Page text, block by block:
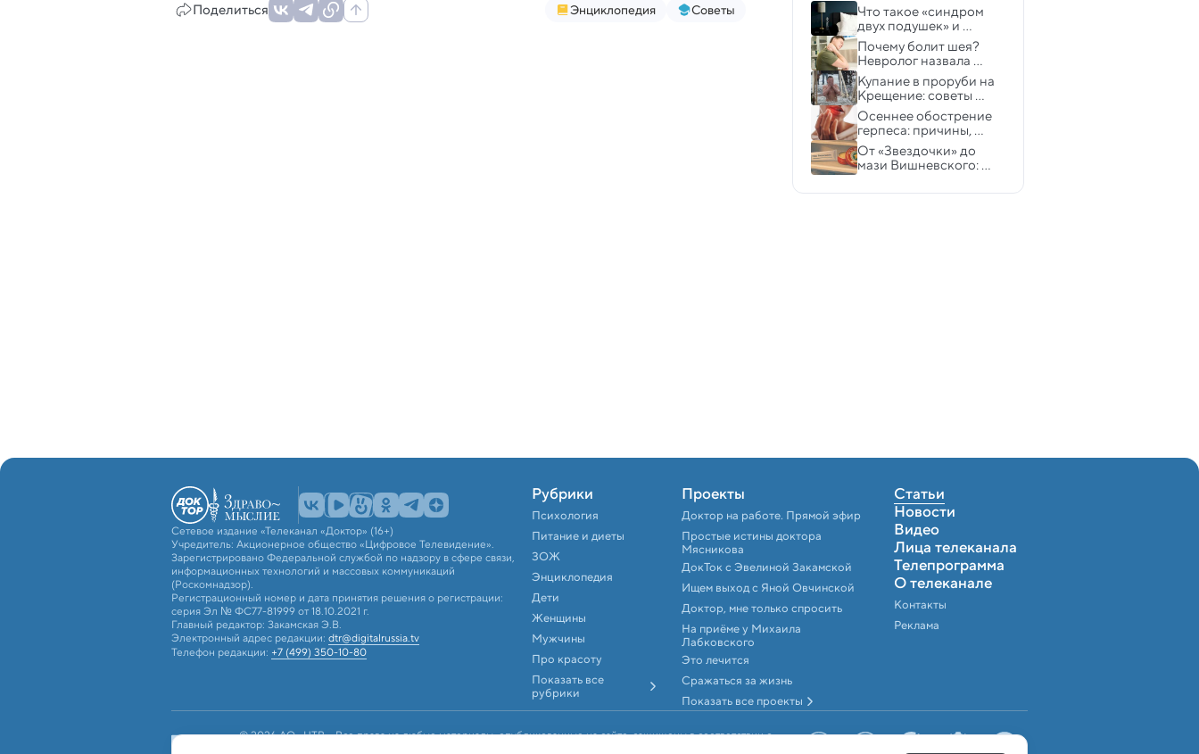
Поделиться Энциклопедия Советы Что такое «синдром
двух подушек» и
почему он может
Почему болит шея?
Невролог назвала
причины цервикалгии
Купание в проруби на
Крещение: советы
травматолога-
ортопеда
Осеннее обострение
герпеса: причины,
лечение и
профилактика
От «Звездочки» до
мази Вишневского:
препараты «родом» из
Сетевое издание «Телеканал «Доктор» (16+)
Учредитель: Акционерное общество «Цифровое Телевидение».
Зарегистрировано Федеральной службой по надзору в сфере связи,
информационных технологий и массовых коммуникаций
(Роскомнадзор).
Регистрационный номер и дата принятия решения о регистрации:
серия Эл № ФС77-81999 от 18.10.2021 г.
Главный редактор: Закамская Э.В.
Электронный адрес редакции: dtr@digitalrussia.tv
Телефон редакции: +7 (499) 350-10-80
Рубрики
Психология
Питание и диеты
ЗОЖ
Энциклопедия
Дети
Женщины
Мужчины
Про красоту
Показать все
рубрики
Проекты
Доктор на работе. Прямой эфир
Простые истины доктора
Мясникова
ДокТок с Эвелиной Закамской
Ищем выход с Яной Овчинской
Доктор, мне только спросить
На приёме у Михаила
Лабковского
Это лечится
Сражаться за жизнь
Показать все проекты
Статьи
Новости
Видео
Лица телеканала
Телепрограмма
О телеканале
Контакты
Реклама
© 2026 АО «ЦТВ». Все права на любые материалы, опубликованные на сайте, защищены в соответствии с